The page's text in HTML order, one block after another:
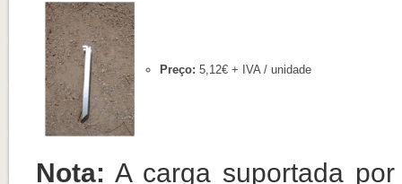
Preço: 5,12€ + IVA / unidade
Nota: A carga suportada